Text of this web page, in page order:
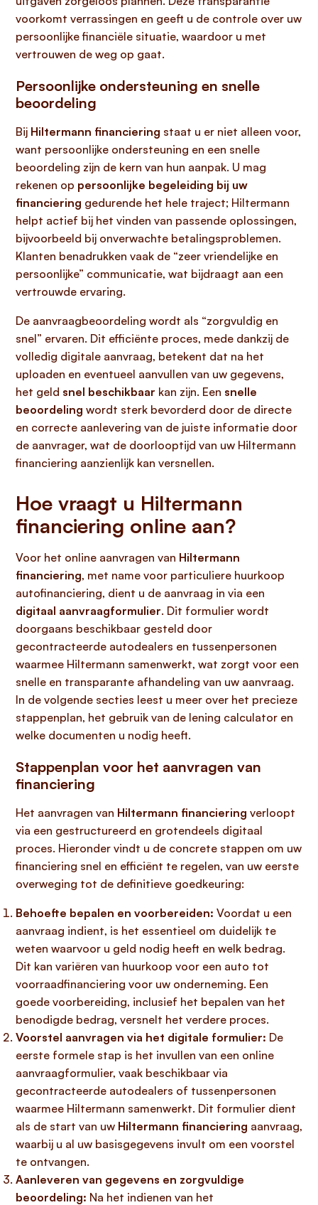
voorkomt verrassingen en geeft u de controle over uw
persoonlijke financiële situatie, waardoor u met
vertrouwen de weg op gaat.
Persoonlijke ondersteuning en snelle
beoordeling
Bij Hiltermann financiering staat u er niet alleen voor,
want persoonlijke ondersteuning en een snelle
beoordeling zijn de kern van hun aanpak. U mag
rekenen op persoonlijke begeleiding bij uw
financiering gedurende het hele traject; Hiltermann
helpt actief bij het vinden van passende oplossingen,
bijvoorbeeld bij onverwachte betalingsproblemen.
Klanten benadrukken vaak de “zeer vriendelijke en
persoonlijke” communicatie, wat bijdraagt aan een
vertrouwde ervaring.
De aanvraagbeoordeling wordt als “zorgvuldig en
snel” ervaren. Dit efficiënte proces, mede dankzij de
volledig digitale aanvraag, betekent dat na het
uploaden en eventueel aanvullen van uw gegevens,
het geld snel beschikbaar kan zijn. Een snelle
beoordeling wordt sterk bevorderd door de directe
en correcte aanlevering van de juiste informatie door
de aanvrager, wat de doorlooptijd van uw Hiltermann
financiering aanzienlijk kan versnellen.
Hoe vraagt u Hiltermann
financiering online aan?
Voor het online aanvragen van Hiltermann
financiering, met name voor particuliere huurkoop
autofinanciering, dient u de aanvraag in via een
digitaal aanvraagformulier. Dit formulier wordt
doorgaans beschikbaar gesteld door
gecontracteerde autodealers en tussenpersonen
waarmee Hiltermann samenwerkt, wat zorgt voor een
snelle en transparante afhandeling van uw aanvraag.
In de volgende secties leest u meer over het precieze
stappenplan, het gebruik van de lening calculator en
welke documenten u nodig heeft.
Stappenplan voor het aanvragen van
financiering
Het aanvragen van Hiltermann financiering verloopt
via een gestructureerd en grotendeels digitaal
proces. Hieronder vindt u de concrete stappen om uw
financiering snel en efficiënt te regelen, van uw eerste
overweging tot de definitieve goedkeuring:
Behoefte bepalen en voorbereiden: Voordat u een
aanvraag indient, is het essentieel om duidelijk te
weten waarvoor u geld nodig heeft en welk bedrag.
Dit kan variëren van huurkoop voor een auto tot
voorraadfinanciering voor uw onderneming. Een
goede voorbereiding, inclusief het bepalen van het
benodigde bedrag, versnelt het verdere proces.
Voorstel aanvragen via het digitale formulier: De
eerste formele stap is het invullen van een online
aanvraagformulier, vaak beschikbaar via
gecontracteerde autodealers of tussenpersonen
waarmee Hiltermann samenwerkt. Dit formulier dient
als de start van uw Hiltermann financiering aanvraag,
waarbij u al uw basisgegevens invult om een voorstel
te ontvangen.
Aanleveren van gegevens en zorgvuldige
beoordeling: Na het indienen van het